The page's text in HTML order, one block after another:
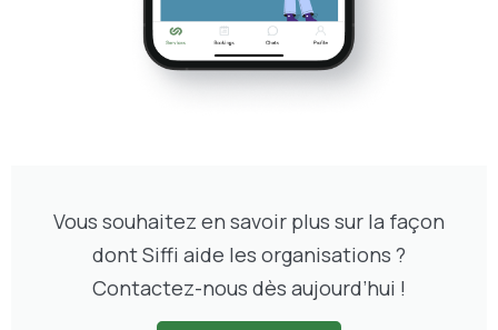
Vous souhaitez en savoir plus sur la façon
dont Siffi aide les organisations ?
Contactez-nous dès aujourd’hui !